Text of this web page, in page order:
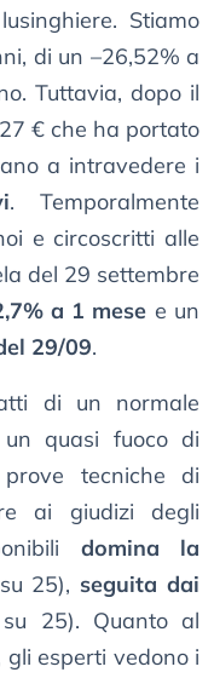
Stiamo
di un –26,52% a
Tuttavia, dopo il
€ che ha portato
a intravedere i
. Temporalmente
e circoscritti alle
del 29 settembre
a 1 mese e un
29/09.
di un normale
quasi fuoco di
tecniche di
ai giudizi degli
domina la
25), seguita dai
25). Quanto al
esperti vedono i